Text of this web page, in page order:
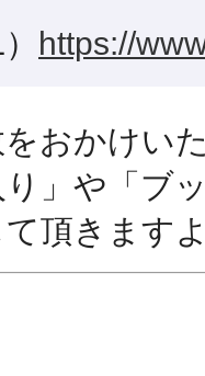
https://
おかけい
り」や「ブ
頂きます